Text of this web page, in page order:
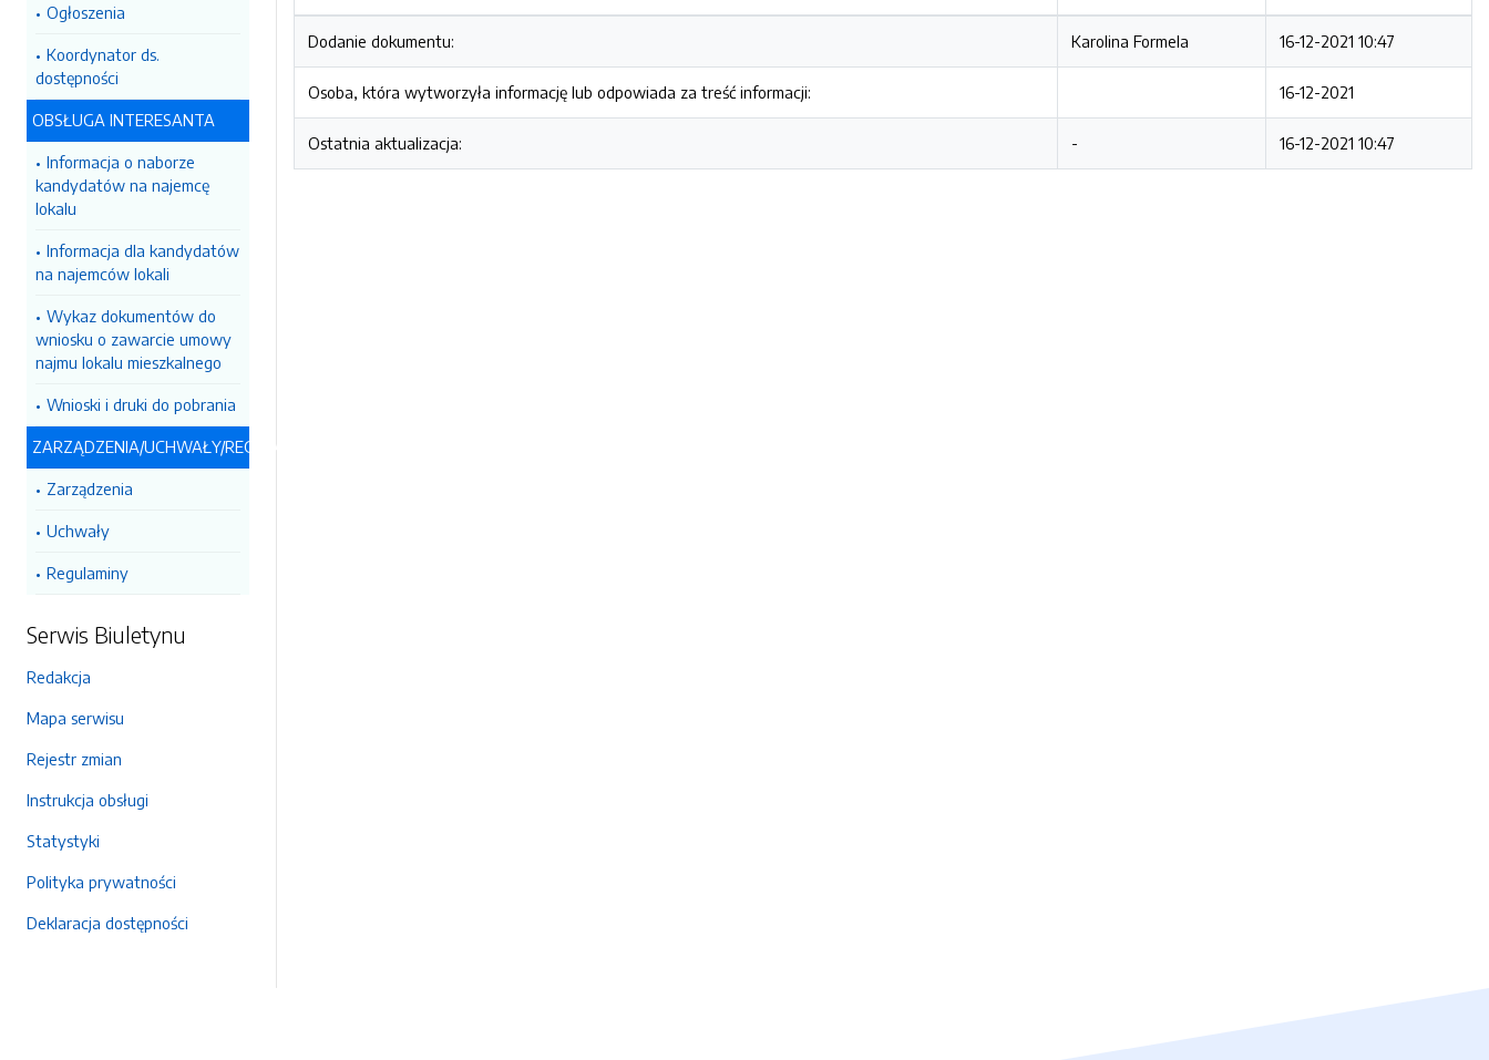
Ogłoszenia
Koordynator ds.
dostępności
OBSŁUGA INTERESANTA
Informacja o naborze
kandydatów na najemcę
lokalu
Informacja dla kandydatów
na najemców lokali
Wykaz dokumentów do
wniosku o zawarcie umowy
najmu lokalu mieszkalnego
Wnioski i druki do pobrania
ZARZĄDZENIA/UCHWAŁY/REGULAMINY
Zarządzenia
Uchwały
Regulaminy
Serwis Biuletynu
Redakcja
Mapa serwisu
Rejestr zmian
Instrukcja obsługi
Statystyki
Polityka prywatności
Deklaracja dostępności
Dodanie dokumentu: Karolina Formela 16-12-2021 10:47
Osoba, która wytworzyła informację lub odpowiada za treść informacji: 16-12-2021
Ostatnia aktualizacja: - 16-12-2021 10:47